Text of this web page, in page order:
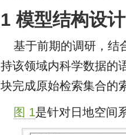
1 模型结构设计
基于前期的调研，结
持该领域内科学数据的
块完成原始检索集合的
图 1是针对日地空间